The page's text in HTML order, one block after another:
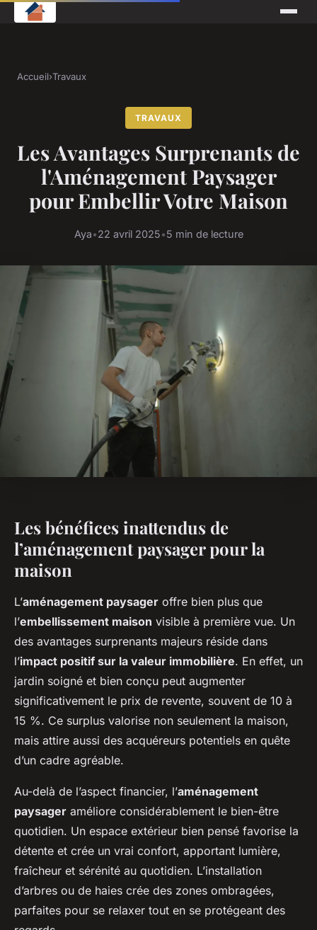
Accueil›Travaux
TRAVAUX
Les Avantages Surprenants de
l'Aménagement Paysager
pour Embellir Votre Maison
Aya•22 avril 2025•5 min de lecture
Les bénéfices inattendus de
l’aménagement paysager pour la
maison
L’aménagement paysager offre bien plus que
l’embellissement maison visible à première vue. Un
des avantages surprenants majeurs réside dans
l’impact positif sur la valeur immobilière. En effet, un
jardin soigné et bien conçu peut augmenter
significativement le prix de revente, souvent de 10 à
15 %. Ce surplus valorise non seulement la maison,
mais attire aussi des acquéreurs potentiels en quête
d’un cadre agréable.
Au-delà de l’aspect financier, l’aménagement
paysager améliore considérablement le bien-être
quotidien. Un espace extérieur bien pensé favorise la
détente et crée un vrai confort, apportant lumière,
fraîcheur et sérénité au quotidien. L’installation
d’arbres ou de haies crée des zones ombragées,
parfaites pour se relaxer tout en se protégeant des